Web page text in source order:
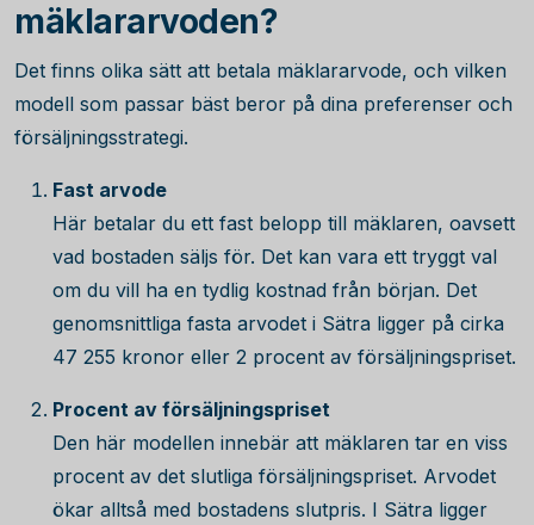
mäklararvoden?
Det finns olika sätt att betala mäklararvode, och vilken
modell som passar bäst beror på dina preferenser och
försäljningsstrategi.
Fast arvode
Här betalar du ett fast belopp till mäklaren, oavsett
vad bostaden säljs för. Det kan vara ett tryggt val
om du vill ha en tydlig kostnad från början. Det
genomsnittliga fasta arvodet i Sätra ligger på cirka
47 255 kronor eller 2 procent av försäljningspriset.
Procent av försäljningspriset
Den här modellen innebär att mäklaren tar en viss
procent av det slutliga försäljningspriset. Arvodet
ökar alltså med bostadens slutpris. I Sätra ligger